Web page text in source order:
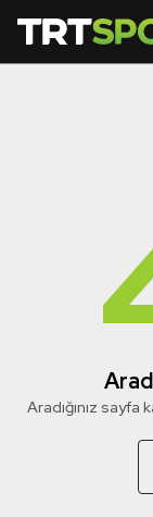
Aradığınız sayfa